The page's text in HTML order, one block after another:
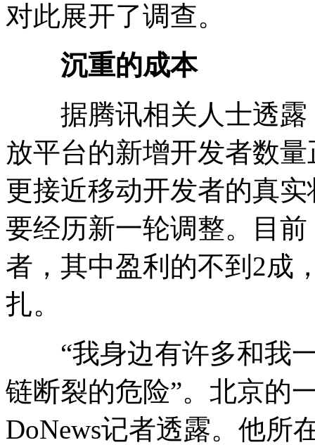
对此展开了调查。
沉重的成本
据腾讯相关人士透露
放平台的新增开发者数
更接近移动开发者的真
要经历新一轮调整。目
者，其中盈利的不到2成
扎。
“我身边有许多和我一
链断裂的危险”。北京的
DoNews记者透露。他所